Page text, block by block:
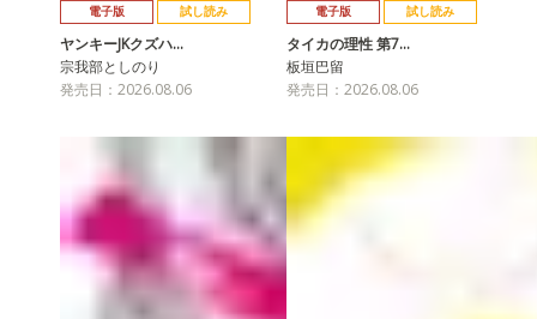
電子版 試し読み
ヤンキーJKクズハ…
宗我部としのり
発売日：2026.08.06
電子版 試し読み
タイカの理性 第7…
板垣巴留
発売日：2026.08.06